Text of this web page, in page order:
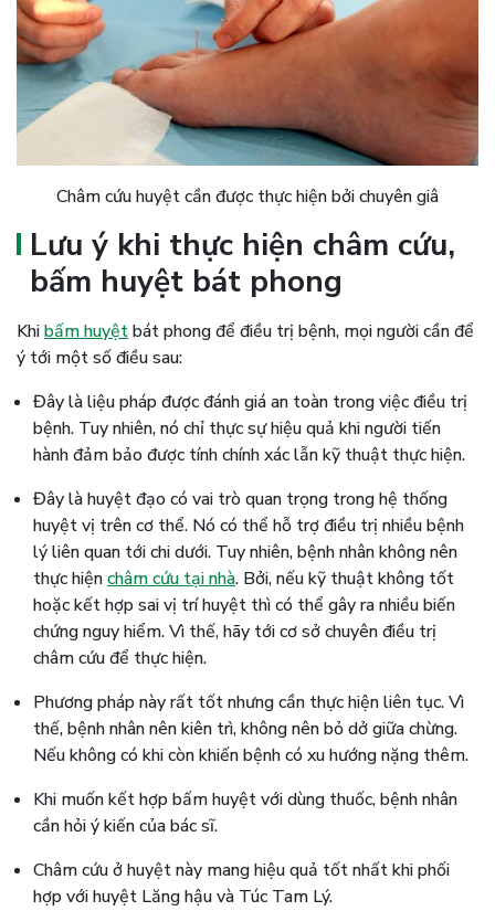
Châm cứu huyệt cần được thực hiện bởi chuyên giâ
Lưu ý khi thực hiện châm cứu,
bấm huyệt bát phong
Khibấm huyệtbát phong để điều trị bệnh, mọi người cần để
ý tới một số điều sau:
Đây là liệu pháp được đánh giá an toàn trong việc điều trị
bệnh. Tuy nhiên, nó chỉ thực sự hiệu quả khi người tiến
hành đảm bảo được tính chính xác lẫn kỹ thuật thực hiện.
Đây là huyệt đạo có vai trò quan trọng trong hệ thống
huyệt vị trên cơ thể. Nó có thể hỗ trợ điều trị nhiều bệnh
lý liên quan tới chi dưới. Tuy nhiên, bệnh nhân không nên
thực hiệnchâm cứu tại nhà. Bởi, nếu kỹ thuật không tốt
hoặc kết hợp sai vị trí huyệt thì có thể gây ra nhiều biến
chứng nguy hiểm. Vì thế, hãy tới cơ sở chuyên điều trị
châm cứu để thực hiện.
Phương pháp này rất tốt nhưng cần thực hiện liên tục. Vì
thế, bệnh nhân nên kiên trì, không nên bỏ dở giữa chừng.
Nếu không có khi còn khiến bệnh có xu hướng nặng thêm.
Khi muốn kết hợp bấm huyệt với dùng thuốc, bệnh nhân
cần hỏi ý kiến của bác sĩ.
Châm cứu ở huyệt này mang hiệu quả tốt nhất khi phối
hợp với huyệt Lăng hậu và Túc Tam Lý.